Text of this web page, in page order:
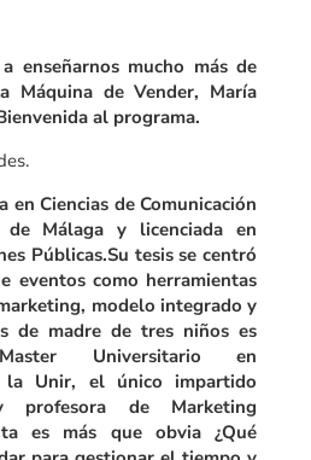
enseñarnos mucho más de
Máquina de Vender, María
al programa.
en Ciencias de Comunicación
Málaga y licenciada en
Públicas.Su tesis se centró
eventos como herramientas
modelo integrado y
de madre de tres niños es
Universitario en
la Unir, el único impartido
de Marketing
es más que obvia ¿Qué